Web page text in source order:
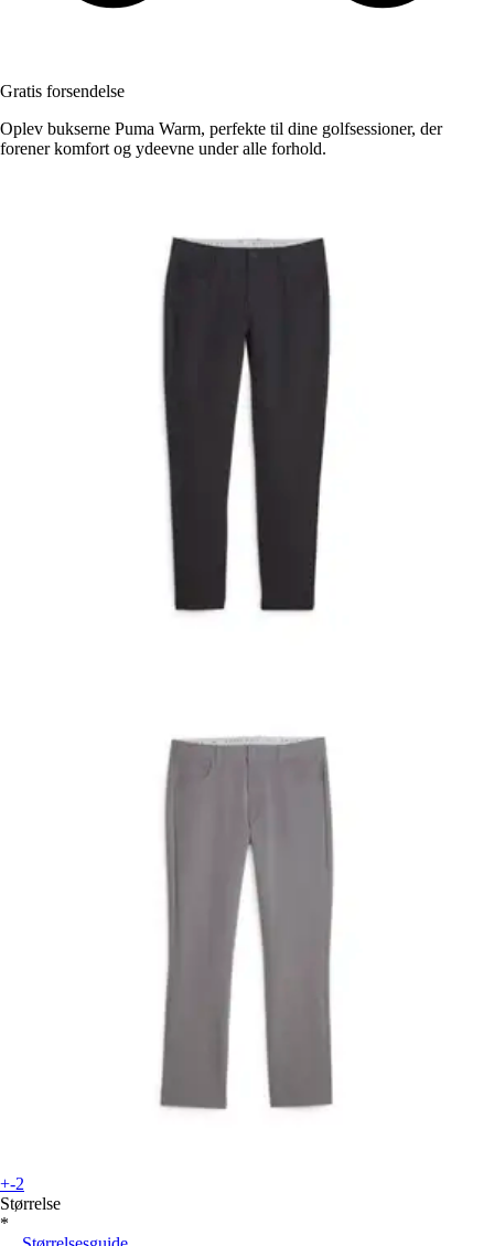
Gratis forsendelse
Oplev bukserne Puma Warm, perfekte til dine golfsessioner, der
forener komfort og ydeevne under alle forhold.
+-2
Størrelse
*